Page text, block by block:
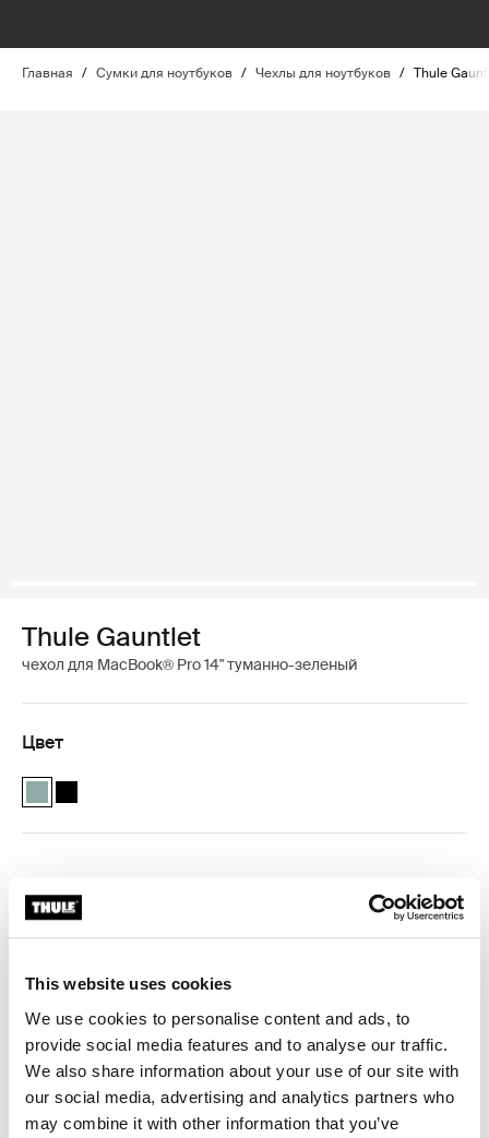
This website uses cookies
We use cookies to personalise content and ads, to
provide social media features and to analyse our traffic.
We also share information about your use of our site with
our social media, advertising and analytics partners who
may combine it with other information that you’ve
Главная / Сумки для ноутбуков / Чехлы для ноутбуков / Thule
Thule Gauntlet
чехол для MacBook® Pro 14" туманно-зеленый
Цвет
Thule Gauntlet MacBook® Pro Sleeve 14" Туманно-зеленый
Thule Gauntlet MacBook® Pro Sleeve 14" Чёрный
Гарантия Thule
Найти в магазине
формованный чехол с прочной защитой и
возможностью использования в корпусе.